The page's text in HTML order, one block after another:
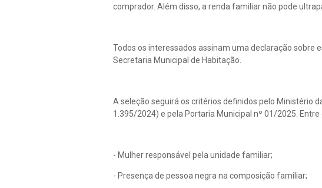
comprador. Além disso, a renda familiar não pode
Todos os interessados assinam uma declaração sobre
Secretaria Municipal de Habitação.
A seleção seguirá os critérios definidos pelo Ministério
1.395/2024) e pela Portaria Municipal nº 01/2025.
- Mulher responsável pela unidade familiar;
- Presença de pessoa negra na composição familiar;